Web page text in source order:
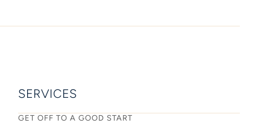
SERVICES
GET OFF TO A GOOD START